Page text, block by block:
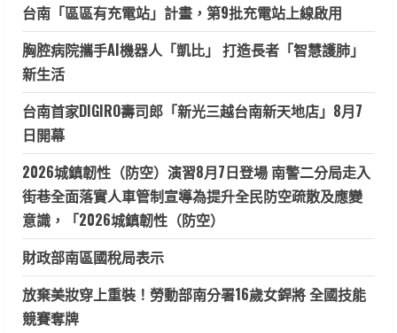
台南「區區有充電站」計畫，第9批充電站上線啟用
胸腔病院攜手AI機器人「凱比」 打造長者「智慧護肺」
新生活
台南首家DIGIRO壽司郎「新光三越台南新天地店」8月7
日開幕
2026城鎮韌性（防空）演習8月7日登場 南警二分局走入
街巷全面落實人車管制宣導為提升全民防空疏散及應變
意識，「2026城鎮韌性（防空）
財政部南區國稅局表示
放棄美妝穿上重裝！勞動部南分署16歲女銲將 全國技能
競賽奪牌